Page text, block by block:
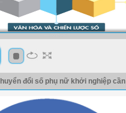
đổi số phụ nữ khởi nghiệp